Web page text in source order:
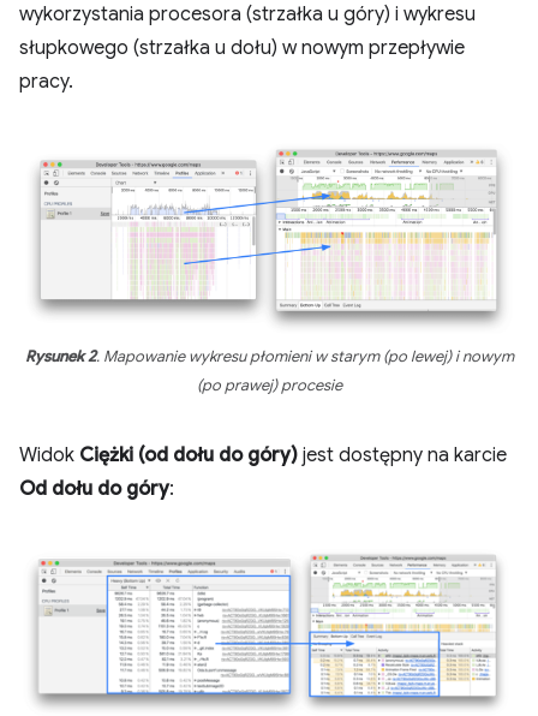
wykorzystania procesora (strzałka u góry) i wykresu
słupkowego (strzałka u dołu) w nowym przepływie
pracy.
Rysunek 2. Mapowanie wykresu płomieni w starym (po lewej) i nowym
(po prawej) procesie
Widok Ciężki (od dołu do góry) jest dostępny na karcie
Od dołu do góry: